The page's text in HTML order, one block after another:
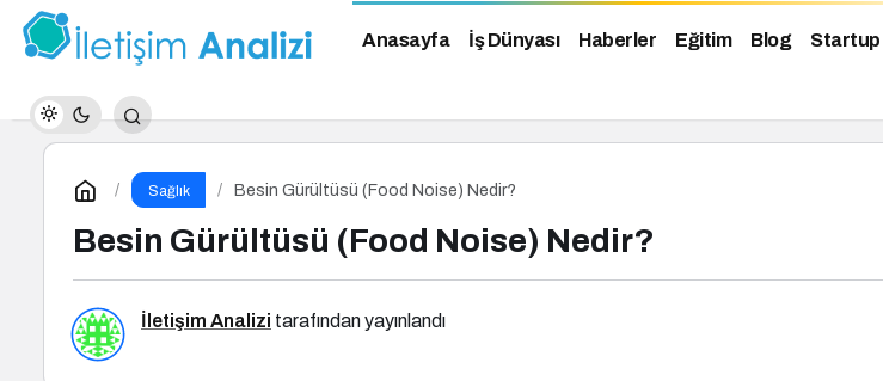
Anasayfa İş Dünyası Haberler Eğitim Blog Startup
Sağlık Besin Gürültüsü (Food Noise) Nedir?
Besin Gürültüsü (Food Noise) Nedir?
İletişim Analizi tarafından yayınlandı